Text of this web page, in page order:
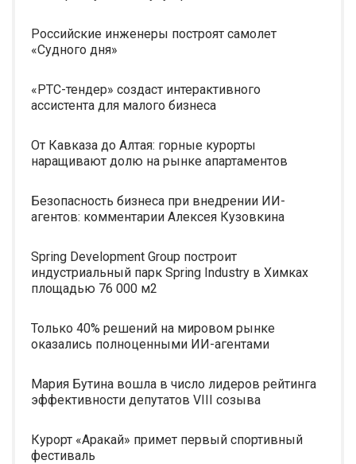
Российские инженеры построят самолет
«Судного дня»
«РТС-тендер» создаст интерактивного
ассистента для малого бизнеса
От Кавказа до Алтая: горные курорты
наращивают долю на рынке апартаментов
Безопасность бизнеса при внедрении ИИ-
агентов: комментарии Алексея Кузовкина
Spring Development Group построит
индустриальный парк Spring Industry в Химках
площадью 76 000 м2
Только 40% решений на мировом рынке
оказались полноценными ИИ-агентами
Мария Бутина вошла в число лидеров рейтинга
эффективности депутатов VIII созыва
Курорт «Аракай» примет первый спортивный
фестиваль